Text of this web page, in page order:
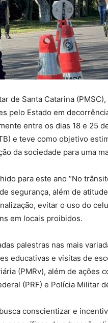
de Santa Catarina
pelo Estado em
entre os dias 18 e 25
e teve como objetivo
da sociedade para uma
para este ano “No
segurança, além de
evitar o uso do
em locais proibidos.
palestras nas mais
educativas e visitas de
(PMRv), além de ações
(PRF) e Polícia Militar
conscientizar e